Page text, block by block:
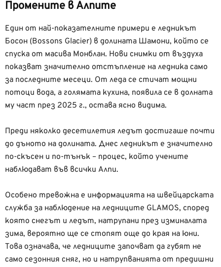
Промените в Алпите
Един от най-показателните примери е ледникът
Босон (Bossons Glacier) в долината Шамони, който се
спуска от масива Монблан. Нови снимки от въздуха
показват значително отстъпление на ледника само
за последните месеци. От леда се стичат мощни
потоци вода, а голямата кухина, появила се в долната
му част през 2025 г., остава ясно видима.
Преди няколко десетилетия ледът достигаше почти
до дъното на долината. Днес ледникът е значително
по-скъсен и по-тънък – процес, който учените
наблюдават във всички Алпи.
Особено тревожна е информацията на швейцарската
служба за наблюдение на ледниците GLAMOS, според
която снегът и ледът, натрупани през изминалата
зима, вероятно ще се стопят още до края на юни.
Това означава, че ледниците започват да губят не
само сезонния сняг, но и натрупванията от предишни